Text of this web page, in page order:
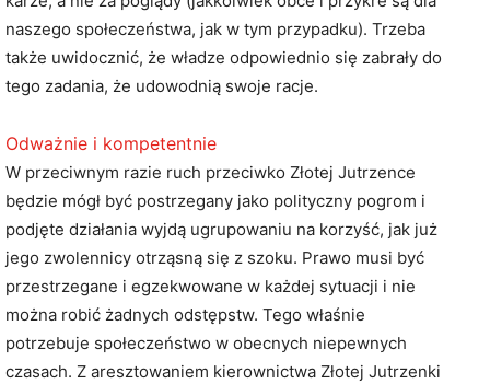
naszego społeczeństwa, jak w tym przypadku). Trzeba
także uwidocznić, że władze odpowiednio się zabrały do
tego zadania, że udowodnią swoje racje.
Odważnie i kompetentnie
W przeciwnym razie ruch przeciwko Złotej Jutrzence
będzie mógł być postrzegany jako polityczny pogrom i
podjęte działania wyjdą ugrupowaniu na korzyść, jak już
jego zwolennicy otrząsną się z szoku. Prawo musi być
przestrzegane i egzekwowane w każdej sytuacji i nie
można robić żadnych odstępstw. Tego właśnie
potrzebuje społeczeństwo w obecnych niepewnych
czasach. Z aresztowaniem kierownictwa Złotej Jutrzenki